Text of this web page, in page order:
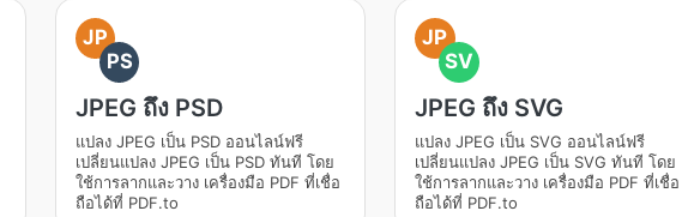
JP
PS
JPEG ถึง PSD
แปลง JPEG เป็น PSD ออนไลน์ฟรี
เปลี่ยนแปลง JPEG เป็น PSD ทันที โดย
ใช้การลากและวาง เครื่องมือ PDF ที่เชื่อ
ถือได้ที่ PDF.to
JP
SV
JPEG ถึง SVG
แปลง JPEG เป็น SVG ออนไลน์ฟรี
เปลี่ยนแปลง JPEG เป็น SVG ทันที โดย
ใช้การลากและวาง เครื่องมือ PDF ที่เชื่อ
ถือได้ที่ PDF.to